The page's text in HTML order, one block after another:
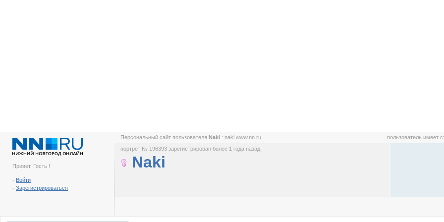
Привет, Гость !
- Войти
- Зарегистрироваться
Персональный сайт пользователя Naki : naki.www.nn.ru пользователь имеет
портрет № 196393 зарегистрирован более 1 года назад
Naki